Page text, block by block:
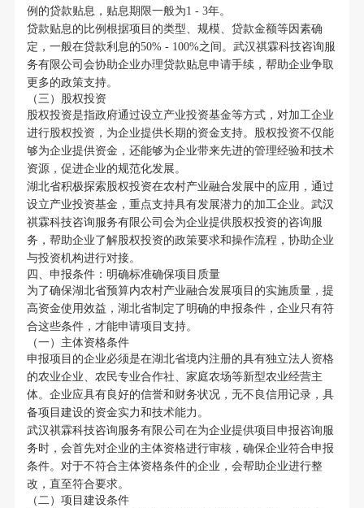
例的贷款贴息，贴息期限一般为1 - 3年。
贷款贴息的比例根据项目的类型、规模、贷款金额等因素确
定，一般在贷款利息的50% - 100%之间。武汉祺霖科技咨询服
务有限公司会协助企业办理贷款贴息申请手续，帮助企业争取
更多的政策支持。
（三）股权投资
股权投资是指政府通过设立产业投资基金等方式，对加工企业
进行股权投资，为企业提供长期的资金支持。股权投资不仅能
够为企业提供资金，还能够为企业带来先进的管理经验和技术
资源，促进企业的规范化发展。
湖北省积极探索股权投资在农村产业融合发展中的应用，通过
设立产业投资基金，重点支持具有发展潜力的加工企业。武汉
祺霖科技咨询服务有限公司会为企业提供股权投资的咨询服
务，帮助企业了解股权投资的政策要求和操作流程，协助企业
与投资机构进行对接。
四、申报条件：明确标准确保项目质量
为了确保湖北省预算内农村产业融合发展项目的实施质量，提
高资金使用效益，湖北省制定了明确的申报条件，企业只有符
合这些条件，才能申请项目支持。
（一）主体资格条件
申报项目的企业必须是在湖北省境内注册的具有独立法人资格
的农业企业、农民专业合作社、家庭农场等新型农业经营主
体。企业应具有良好的信誉和财务状况，无不良信用记录，具
备项目建设的资金实力和技术能力。
武汉祺霖科技咨询服务有限公司在为企业提供项目申报咨询服
务时，会首先对企业的主体资格进行审核，确保企业符合申报
条件。对于不符合主体资格条件的企业，会帮助企业进行整
改，直至符合要求。
（二）项目建设条件